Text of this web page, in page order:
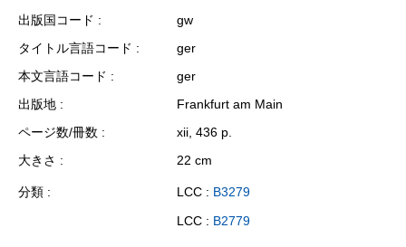
出版国コード
gw
タイトル言語コード
ger
本文言語コード
ger
出版地
Frankfurt am Main
ページ数/冊数
xii, 436 p.
大きさ
22 cm
分類 LCC : B3279
LCC : B2779